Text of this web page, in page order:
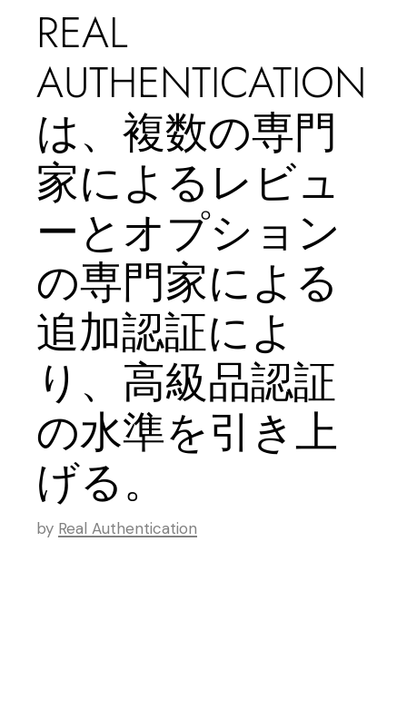
REAL
AUTHENTICATION
は、複数の専門
家によるレビュ
ーとオプション
の専門家による
追加認証によ
り、高級品認証
の水準を引き上
げる。
by Real Authentication